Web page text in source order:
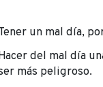
un mal día,
del mal día
más peligroso.